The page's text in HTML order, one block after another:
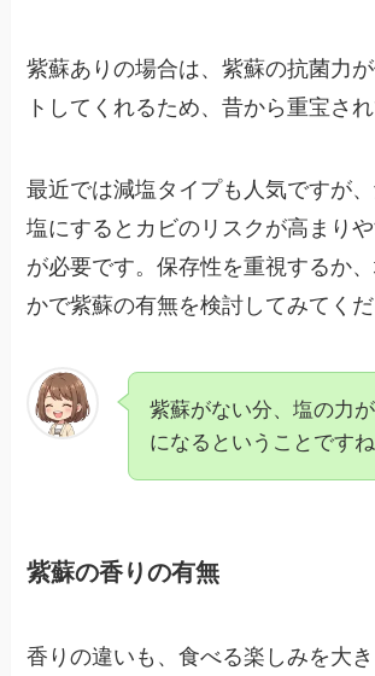
紫蘇ありの場合は、紫蘇の抗菌力
トしてくれるため、昔から重宝され
最近では減塩タイプも人気ですが
塩にするとカビのリスクが高まり
が必要です。保存性を重視するか
かで紫蘇の有無を検討してみてくだ
紫蘇がない分、塩の力
になるということですね
紫蘇の香りの有無
香りの違いも、食べる楽しみを大